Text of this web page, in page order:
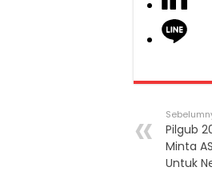
Pilgub
Minta
Untuk